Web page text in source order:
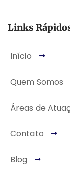
Links
Início
Quem Somos
Áreas de
Contato
Blog